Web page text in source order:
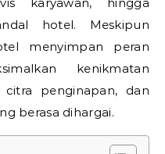
hotel. Meskipun
menyimpan peran
kenikmatan
penginapan, dan
berasa dihargai.